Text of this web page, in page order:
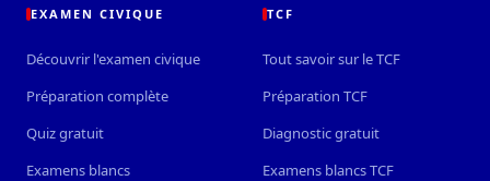
EXAMEN CIVIQUE
Découvrir l'examen civique
Préparation complète
Quiz gratuit
Examens blancs
TCF
Tout savoir sur le TCF
Préparation TCF
Diagnostic gratuit
Examens blancs TCF